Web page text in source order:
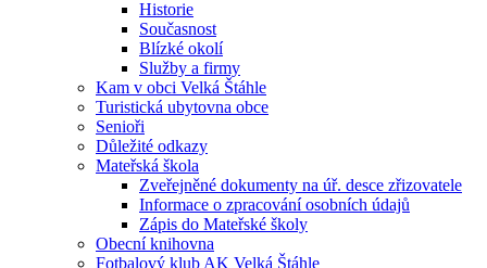
Historie
Současnost
Blízké okolí
Služby a firmy
Kam v obci Velká Štáhle
Turistická ubytovna obce
Senioři
Důležité odkazy
Mateřská škola
Zveřejněné dokumenty na úř. desce zřizovatele
Informace o zpracování osobních údajů
Zápis do Mateřské školy
Obecní knihovna
Fotbalový klub AK Velká Štáhle